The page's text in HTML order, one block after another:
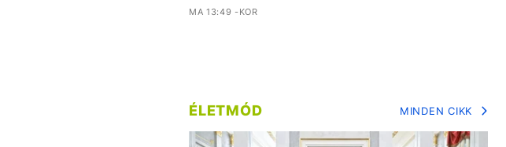
MA 13:49 -KOR
ÉLETMÓD MINDEN CIKK